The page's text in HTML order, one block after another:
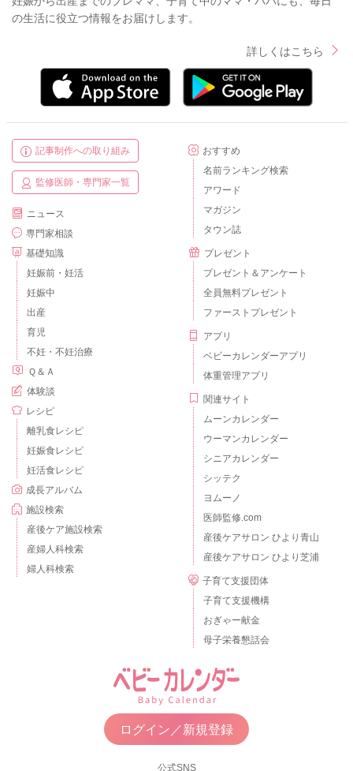
の生活に役立つ情報をお届けします。
詳しくはこちら
記事制作への取り組み
監修医師・専門家一覧
ニュース
専門家相談
基礎知識
妊娠前・妊活
妊娠中
出産
育児
不妊・不妊治療
Ｑ＆Ａ
体験談
レシピ
離乳食レシピ
妊娠食レシピ
妊活食レシピ
成長アルバム
施設検索
産後ケア施設検索
産婦人科検索
婦人科検索
おすすめ
名前ランキング検索
アワード
マガジン
タウン誌
プレゼント
プレゼント＆アンケート
全員無料プレゼント
ファーストプレゼント
アプリ
ベビーカレンダーアプリ
体重管理アプリ
関連サイト
ムーンカレンダー
ウーマンカレンダー
シニアカレンダー
シッテク
ヨムーノ
医師監修.com
産後ケアサロン ひより青山
産後ケアサロン ひより芝浦
子育て支援団体
子育て支援機構
おぎゃー献金
母子栄養懇話会
ログイン／新規登録
公式SNS